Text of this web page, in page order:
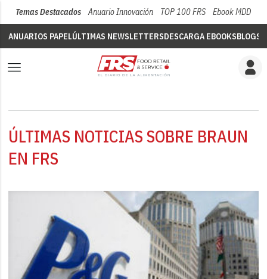
Temas Destacados Anuario Innovación TOP 100 FRS Ebook MDD
ANUARIOS PAPELÚLTIMAS NEWSLETTERSDESCARGA EBOOKSBLOGS
ÚLTIMAS NOTICIAS SOBRE BRAUN
EN FRS